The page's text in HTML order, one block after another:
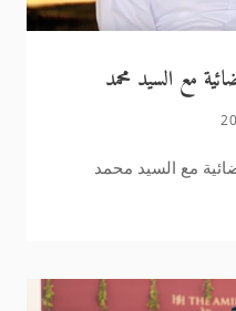
مع السيد محمد
مع السيد محمد